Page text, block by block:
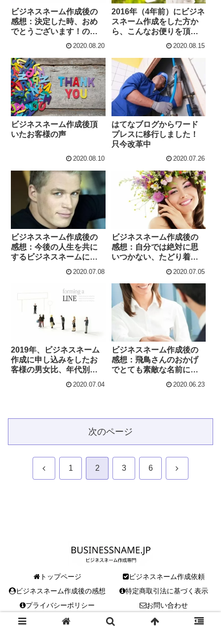
ビジネスネーム作成後の
感想：決定した時、おめ
でとうございます！の言
葉は新しい誕生日ができ
たようで嬉しかったで
す。ありがとうございま
した。
2020.08.20
2016年（4年前）にビジネ
スネーム作成をした方か
ら、こんなお便りを頂き
2020.08.15
ビジネスネーム作成後頂
いたお客様の声
2020.08.10
はてなブログからワード
プレスに移行しました！
只今改革中
2020.07.26
ビジネスネーム作成後の
感想：今後の人生を共に
するビジネスネームによ
過ごせると確信していま
2020.07.08
ビジネスネーム作成後の
感想：自分では絶対に思
いつかない、たどり着く
思います。綺麗な響きに
ワクワクしました^^ 期待
でいっぱいです！！
2020.07.05
2019年、ビジネスネーム
作成に申し込みをしたお
客様の男女比、年代別、
内訳、ビジネスネーム作
2020.07.04
ビジネスネーム作成後の
感想：飛鳥さんのおかげ
でとても素敵な名前に出
ございました。
2020.06.23
次のページ
前 1 2 3 6 次
トップページ
ビジネスネーム作成依頼
ビジネスネーム作成後の感想
特定商取引法に基づく表示
プライバシーポリシー
お問い合わせ
© 2018 BUSINESSNAME.JP.